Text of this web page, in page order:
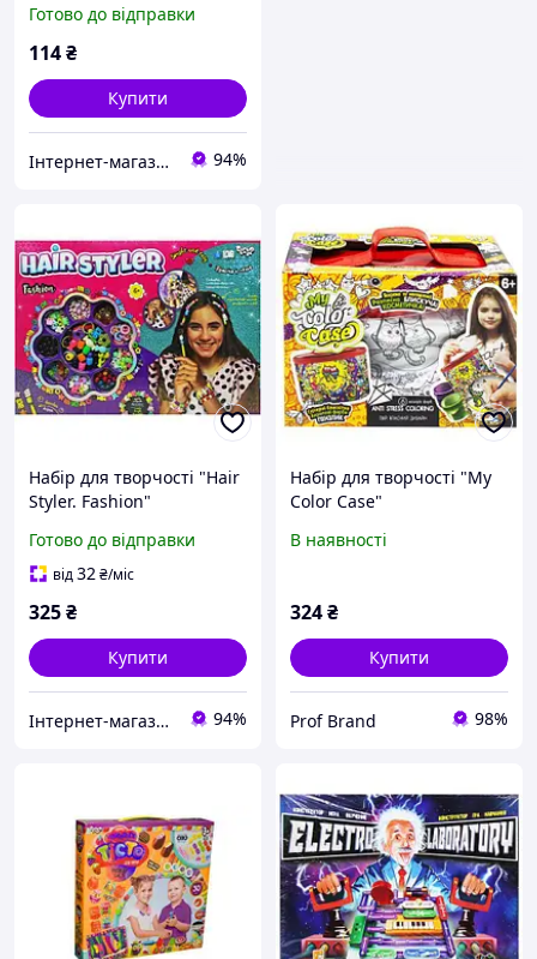
Готово до відправки
114₴
Купити
Інтернет-магазин срібних прикрас "Талісман" 94%
Набір для творчості "Hair
Styler. Fashion"
Готово до відправки
від32₴/міс
325₴
Купити
Інтернет-магазин срібних прикрас "Талісман" 94%
Набір для творчості "My
Color Casе"
В наявності
324₴
Купити
Prof Brand 98%